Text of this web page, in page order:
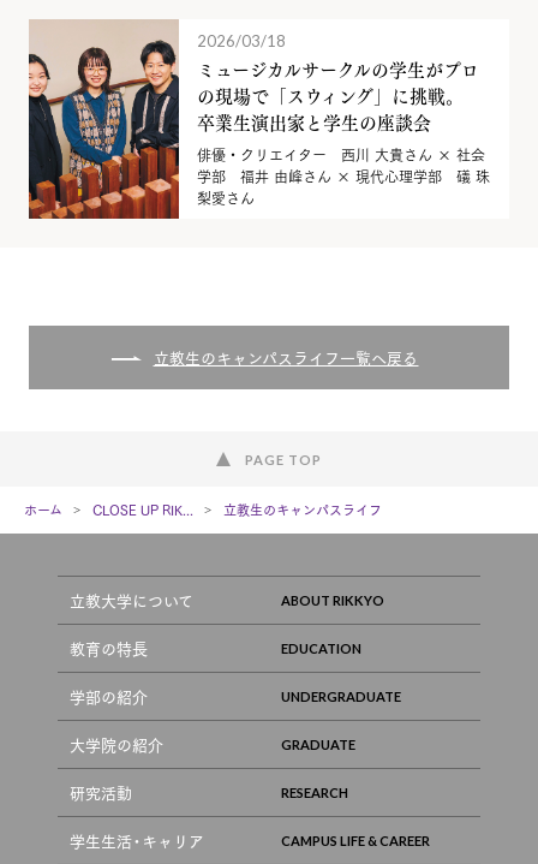
2026/03/18
ミュージカルサークルの学生がプロ
の現場で「スウィング」に挑戦。
卒業生演出家と学生の座談会
俳優・クリエイター 西川 大貴さん × 社会
学部 福井 由峰さん × 現代心理学部 礒 珠
梨愛さん
立教生のキャンパスライフ一覧へ戻る
PAGE TOP
ホーム CLOSE UP RIK... 立教生のキャンパスライフ
立教大学について
教育の特長
学部の紹介
大学院の紹介
研究活動
学生生活・キャリア